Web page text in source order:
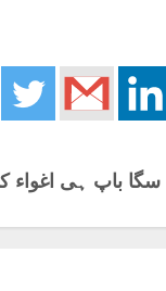
باپ ہی اغواء